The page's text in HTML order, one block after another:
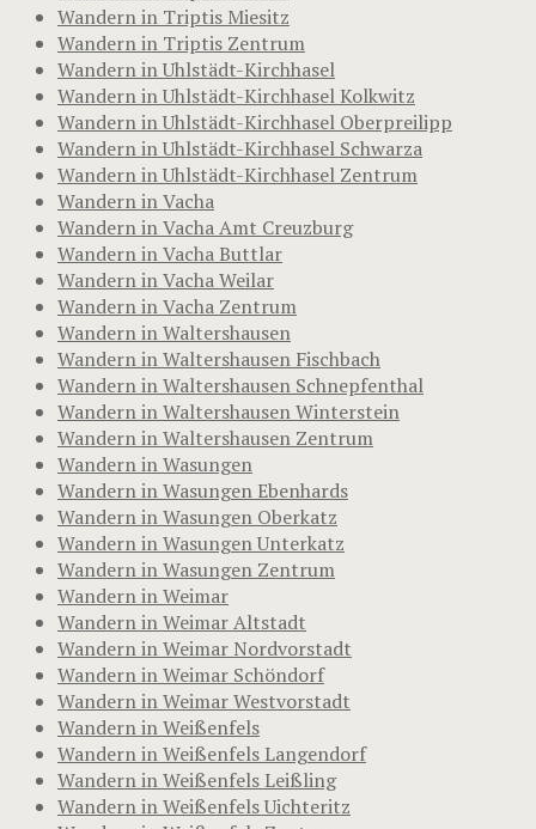
Wandern in Triptis Miesitz
Wandern in Triptis Zentrum
Wandern in Uhlstädt-Kirchhasel
Wandern in Uhlstädt-Kirchhasel Kolkwitz
Wandern in Uhlstädt-Kirchhasel Oberpreilipp
Wandern in Uhlstädt-Kirchhasel Schwarza
Wandern in Uhlstädt-Kirchhasel Zentrum
Wandern in Vacha
Wandern in Vacha Amt Creuzburg
Wandern in Vacha Buttlar
Wandern in Vacha Weilar
Wandern in Vacha Zentrum
Wandern in Waltershausen
Wandern in Waltershausen Fischbach
Wandern in Waltershausen Schnepfenthal
Wandern in Waltershausen Winterstein
Wandern in Waltershausen Zentrum
Wandern in Wasungen
Wandern in Wasungen Ebenhards
Wandern in Wasungen Oberkatz
Wandern in Wasungen Unterkatz
Wandern in Wasungen Zentrum
Wandern in Weimar
Wandern in Weimar Altstadt
Wandern in Weimar Nordvorstadt
Wandern in Weimar Schöndorf
Wandern in Weimar Westvorstadt
Wandern in Weißenfels
Wandern in Weißenfels Langendorf
Wandern in Weißenfels Leißling
Wandern in Weißenfels Uichteritz